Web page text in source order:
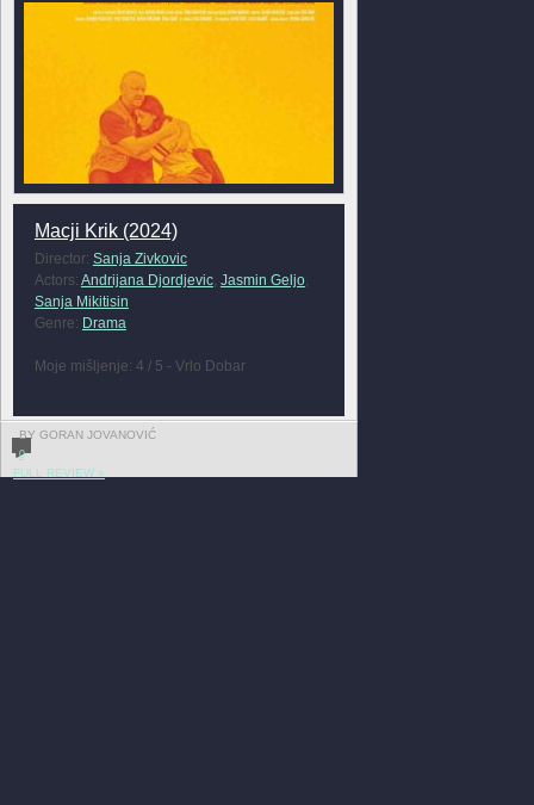
Macji Krik (2024)
Director: Sanja Zivkovic
Actors: Andrijana Djordjevic, Jasmin Geljo,
Sanja Mikitisin
Genre: Drama
Moje mišljenje: 4 / 5 - Vrlo Dobar
BY GORAN JOVANOVIĆ
0
FULL REVIEW »